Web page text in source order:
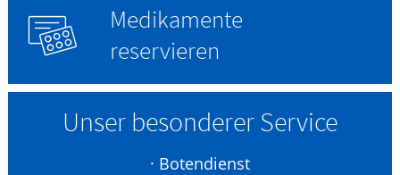
Medikamente
reservieren
Unser besonderer Service
· Botendienst